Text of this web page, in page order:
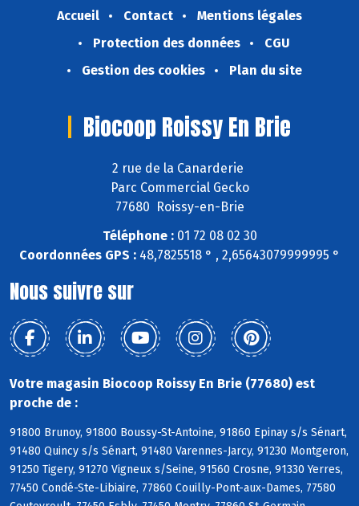
Accueil Contact
Mentions légales
Protection des données
CGU
Gestion des cookies
Plan du site
Biocoop Roissy En Brie
2 rue de la Canarderie
Parc Commercial Gecko
77680 Roissy-en-Brie
Téléphone :01 72 08 02 30
Coordonnées GPS : 48,7825518 ° , 2,65643079999995 °
Nous suivre sur
Votre magasin Biocoop Roissy En Brie (77680) est
proche de :
91800 Brunoy, 91800 Boussy-St-Antoine, 91860 Epinay s/s Sénart,
91480 Quincy s/s Sénart, 91480 Varennes-Jarcy, 91230 Montgeron,
91250 Tigery, 91270 Vigneux s/Seine, 91560 Crosne, 91330 Yerres,
77450 Condé-Ste-Libiaire, 77860 Couilly-Pont-aux-Dames, 77580